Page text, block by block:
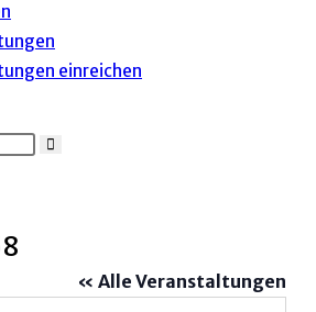
einreichen
« Alle Veranstaltungen